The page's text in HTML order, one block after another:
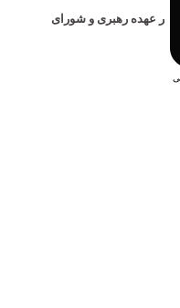
بر عهده رهبری و شورای